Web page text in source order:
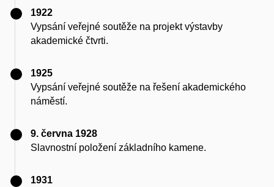
1922
Vypsání veřejné soutěže na projekt výstavby
akademické čtvrti.
1925
Vypsání veřejné soutěže na řešení akademického
náměstí.
9. června 1928
Slavnostní položení základního kamene.
1931